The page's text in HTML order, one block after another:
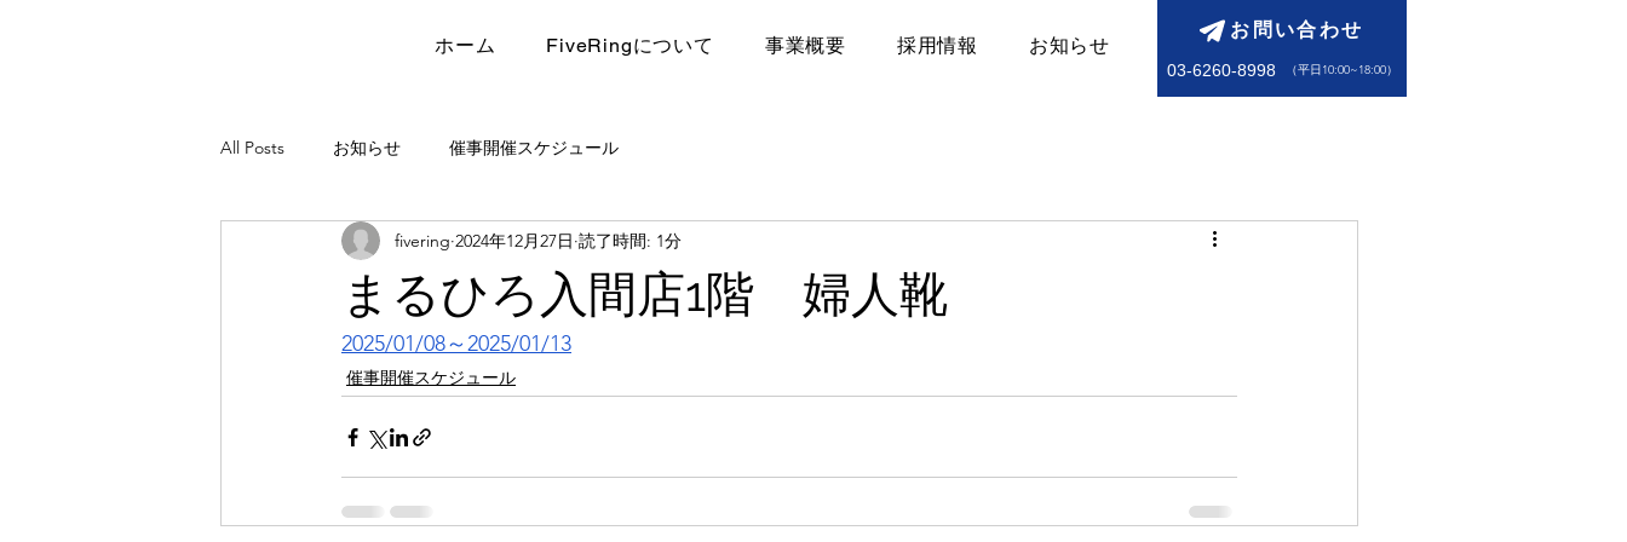
ホーム FiveRingについて ​事業概要 採用情報 お知らせ
お問い合わせ
03-6260-8998 ​（平日10:00~18:00）
All Posts お知らせ 催事開催スケジュール
まるひろ入間店1階 婦人靴
fivering 2024年12月27日 読了時間: 1分
2025/01/08～2025/01/13
催事開催スケジュール